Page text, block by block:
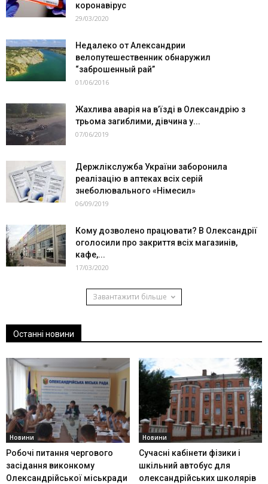
коронавірус
29/03/2020
Недалеко от Александрии
велопутешественник обнаружил
“заброшенный рай”
01/06/2016
Жахлива аварія на в’їзді в Олександрію з
трьома загиблими, дівчина у...
07/06/2019
Держлікслужба України заборонила
реалізацію в аптеках всіх серій
знеболювального «Німесил»
06/09/2019
Кому дозволено працювати? В Олександрії
оголосили про закриття всіх магазинів,
кафе,...
17/03/2020
Завантажити більше
Останні новини
Новини
Робочі питання чергового
засідання виконкому
Олександрійської міськради
Новини
Сучасні кабінети фізики і
шкільний автобус для
олександрійських школярів